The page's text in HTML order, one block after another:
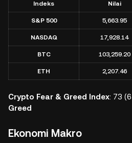
Indeks Nilai
S&P 500 5,663.95
NASDAQ 17,928.14
BTC 103,259.20
ETH 2,207.46
Crypto Fear & Greed Index: 73
Greed
Ekonomi Makro